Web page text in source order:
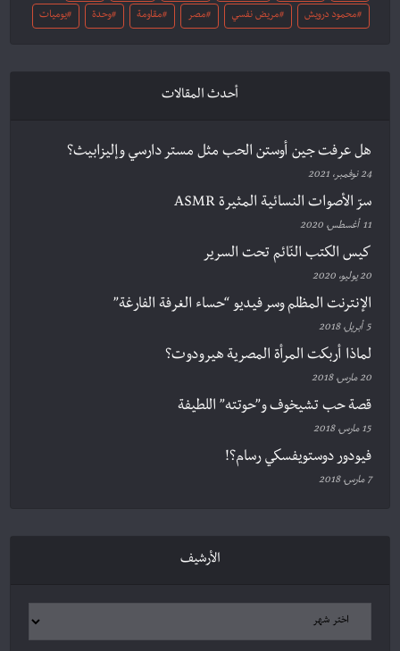
محمود درويش مريض نفسي مصر مقاومة وحدة يوميات
أحدث المقالات
هل عرفت جين أوستن الحب مثل مستر دارسي وإليزابيث؟
24 نوفمبر، 2021
سرّ الأصوات النسائية المثيرة ASMR
11 أغسطس، 2020
كيس الكتب النّائم تحت السرير
20 يوليو، 2020
الإنترنت المظلم وسر فيديو “حساء الغرفة الفارغة”
5 أبريل، 2018
لماذا أربكت المرأة المصرية هيرودوت؟
20 مارس، 2018
قصة حب تشيخوف و”حوتته” اللطيفة
15 مارس، 2018
فيودور دوستويفسكي رسام؟!
7 مارس، 2018
الأرشيف